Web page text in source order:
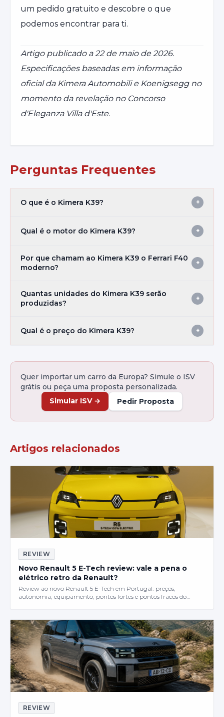
um pedido gratuito e descobre o que
podemos encontrar para ti.
Artigo publicado a 22 de maio de 2026.
Especificações baseadas em informação
oficial da Kimera Automobili e Koenigsegg no
momento da revelação no Concorso
d'Eleganza Villa d'Este.
Perguntas Frequentes
O que é o Kimera K39? +
Qual é o motor do Kimera K39? +
Por que chamam ao Kimera K39 o Ferrari F40
moderno?
+
Quantas unidades do Kimera K39 serão
produzidas?
+
Qual é o preço do Kimera K39? +
Quer importar um carro da Europa? Simule o ISV
grátis ou peça uma proposta personalizada.
Simular ISV→ Pedir Proposta
Artigos relacionados
REVIEW
Novo Renault 5 E-Tech review: vale a pena o
elétrico retro da Renault?
Review ao novo Renault 5 E-Tech em Portugal: preços,
autonomia, equipamento, pontos fortes e pontos fracos do
REVIEW